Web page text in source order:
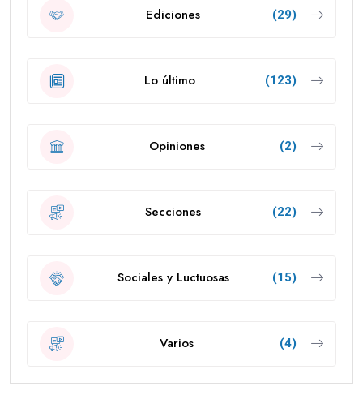
Ediciones (29)
Lo último (123)
Opiniones (2)
Secciones (22)
Sociales y Luctuosas (15)
Varios (4)